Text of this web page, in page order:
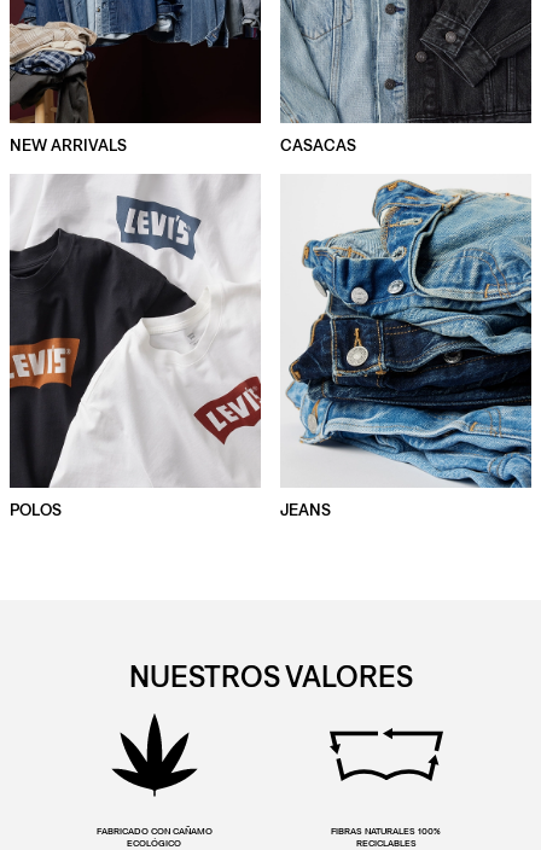
NEW ARRIVALS CASACAS
POLOS JEANS
NUESTROS VALORES
FABRICADO CON CAÑAMO
ECOLÓGICO
FIBRAS NATURALES 100%
RECICLABLES